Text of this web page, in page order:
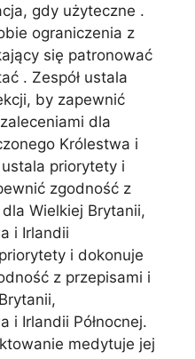
gdy użyteczne .
ograniczenia z
się patronować
. Zespół ustala
by zapewnić
dla
Królestwa i
ustala priorytety i
zgodność z
Wielkiej Brytanii,
i Irlandii
i dokonuje
z przepisami i
i Irlandii Północnej.
medytuje jej